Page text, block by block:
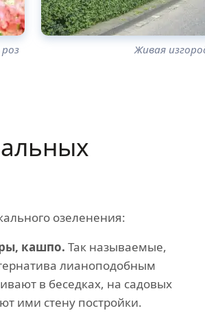
Живая
озеленения:
кашпо. Так называемые,
лианоподобным
в беседках, на садовых
ими стену постройки.